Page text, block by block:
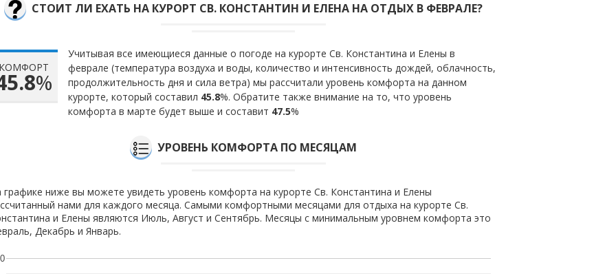
СТОИТ ЛИ ЕХАТЬ НА КУРОРТ СВ. КОНСТАНТИН И ЕЛЕНА НА ОТДЫХ В ФЕВРАЛЕ?
КОМФОРТ
%
Учитывая все имеющиеся данные о погоде на курорте Св. Константина и Елены в
феврале (температура воздуха и воды, количество и интенсивность дождей, облачность,
продолжительность дня и сила ветра) мы рассчитали уровень комфорта на данном
курорте, который составил 45.8%. Обратите также внимание на то, что уровень
комфорта в марте будет выше и составит 47.5%
УРОВЕНЬ КОМФОРТА ПО МЕСЯЦАМ
графике ниже вы можете увидеть уровень комфорта на курорте Св. Константина и Елены
нами для каждого месяца. Самыми комфортными месяцами для отдыха на курорте Св.
и Елены являются Июль, Август и Сентябрь. Месяцы с минимальным уровнем комфорта это
Декабрь и Январь.